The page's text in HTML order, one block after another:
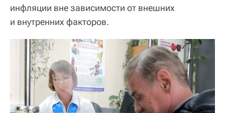
инфляции вне зависимости от внешних
и внутренних факторов.